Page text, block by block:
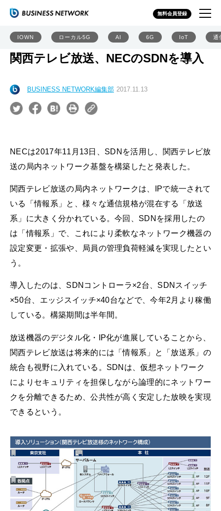
無料会員登録
IOWN ローカル5G AI 6G IoT 通
関西テレビ放送、NECのSDNを導入
BUSINESS NETWORK編集部 2017.11.13
NECは2017年11月13日、SDNを活用し、関西テレビ放
送の局内ネットワーク基盤を構築したと発表した。
関西テレビ放送の局内ネットワークは、IPで統一されて
いる「情報系」と、様々な通信規格が混在する「放送
系」に大きく分かれている。今回、SDNを採用したの
は「情報系」で、これにより柔軟なネットワーク機器の
設定変更・拡張や、局員の管理負荷軽減を実現したとい
う。
導入したのは、SDNコントローラ×2台、SDNスイッチ
×50台、エッジスイッチ×40台などで、今年2月より稼働
している。構築期間は半年間。
放送機器のデジタル化・IP化が進展していることから、
関西テレビ放送は将来的には「情報系」と「放送系」の
統合も視野に入れている。SDNは、仮想ネットワーク
によりセキュリティを担保しながら論理的にネットワー
クを分離できるため、公共性が高く安定した放映を実現
できるという。